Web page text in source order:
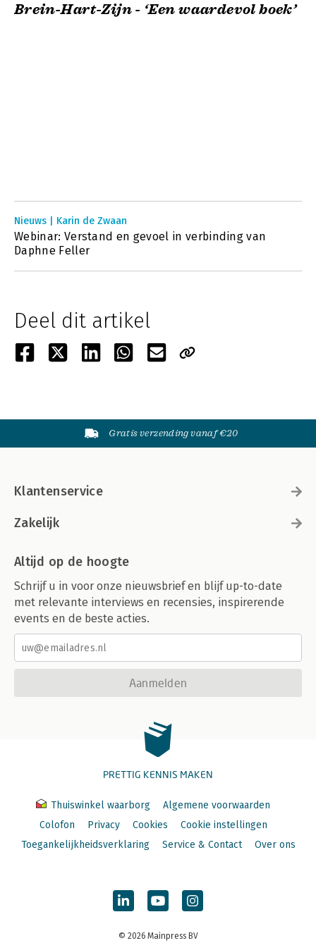
Brein-Hart-Zijn - ‘Een waardevol boek’
Nieuws | Karin de Zwaan
Webinar: Verstand en gevoel in verbinding van
Daphne Feller
Deel dit artikel
Gratis verzending vanaf €20
Klantenservice
Zakelijk
Altijd op de hoogte
Schrijf u in voor onze nieuwsbrief en blijf up-to-date
met relevante interviews en recensies, inspirerende
events en de beste acties.
Aanmelden
PRETTIG KENNIS MAKEN
Thuiswinkel waarborg
Algemene voorwaarden
Colofon
Privacy Cookies
Cookie instellingen
Toegankelijkheidsverklaring
Service & Contact Over ons
© 2026 Mainpress BV